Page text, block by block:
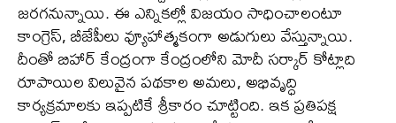
జరగనున్నాయి. ఈ ఎన్నికల్లో విజయం సాధించాలంటూ
కాంగ్రెస్, బీజేపీలు వ్యూహాత్మకంగా అడుగులు వేస్తున్నాయి.
దీంతో బిహార్ కేంద్రంగా కేంద్రంలోని మోదీ సర్కార్ కోట్లాది
రూపాయిల విలువైన పథకాల అమలు, అభివృద్ధి
కార్యక్రమాలకు ఇప్పటికే శ్రీకారం చూట్టింది. ఇక ప్రతిపక్ష